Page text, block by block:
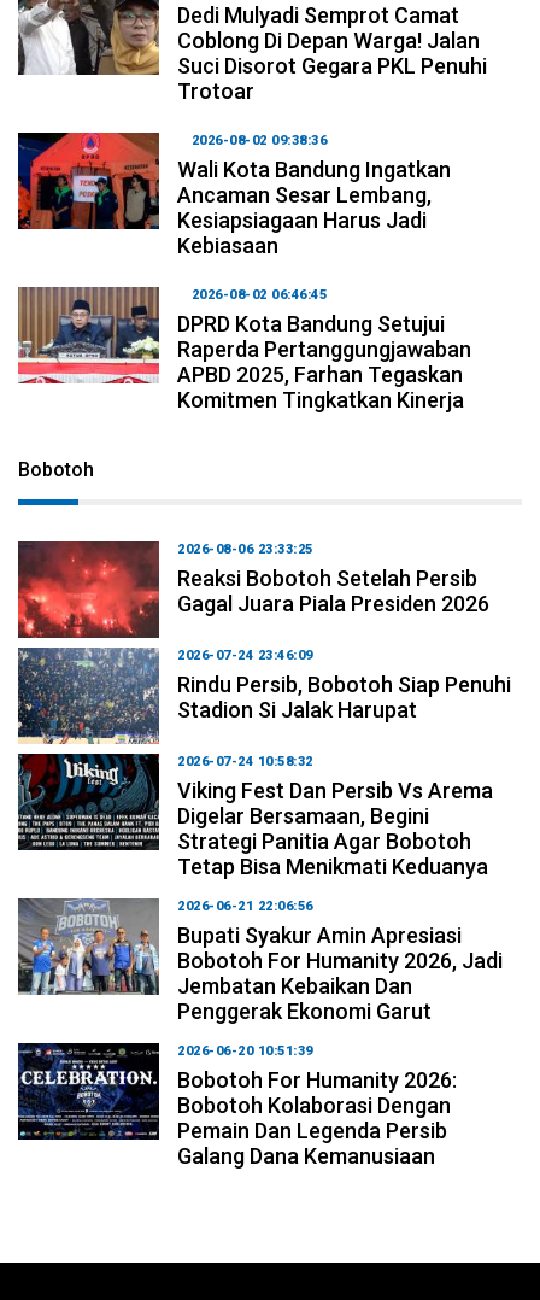
Dedi Mulyadi Semprot Camat
Coblong Di Depan Warga! Jalan
Suci Disorot Gegara PKL Penuhi
Trotoar
2026-08-02 09:38:36
Wali Kota Bandung Ingatkan
Ancaman Sesar Lembang,
Kesiapsiagaan Harus Jadi
Kebiasaan
2026-08-02 06:46:45
DPRD Kota Bandung Setujui
Raperda Pertanggungjawaban
APBD 2025, Farhan Tegaskan
Komitmen Tingkatkan Kinerja
Bobotoh
2026-08-06 23:33:25
Reaksi Bobotoh Setelah Persib
Gagal Juara Piala Presiden 2026
2026-07-24 23:46:09
Rindu Persib, Bobotoh Siap Penuhi
Stadion Si Jalak Harupat
2026-07-24 10:58:32
Viking Fest Dan Persib Vs Arema
Digelar Bersamaan, Begini
Strategi Panitia Agar Bobotoh
Tetap Bisa Menikmati Keduanya
2026-06-21 22:06:56
Bupati Syakur Amin Apresiasi
Bobotoh For Humanity 2026, Jadi
Jembatan Kebaikan Dan
Penggerak Ekonomi Garut
2026-06-20 10:51:39
Bobotoh For Humanity 2026:
Bobotoh Kolaborasi Dengan
Pemain Dan Legenda Persib
Galang Dana Kemanusiaan